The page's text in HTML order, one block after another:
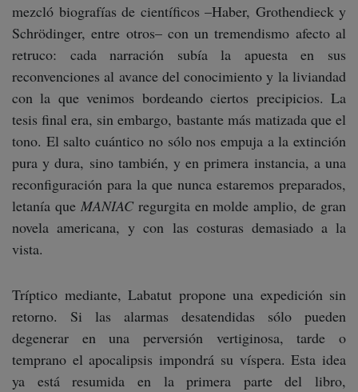
mezcló biografías de científicos –Haber, Grothendieck y
Schrödinger, entre otros– con un tremendismo afecto al
retruco: cada narración subía la apuesta en sus
reconvenciones al avance del conocimiento y la liviandad
con la que venimos bordeando ciertos precipicios. La
tesis final era, sin embargo, bastante más matizada que el
tono. El salto cuántico no sólo nos empuja a la extinción
pura y dura, sino también, y en primera instancia, a una
reconfiguración para la que nunca estaremos preparados,
letanía que MANIACregurgita en molde amplio, de gran
novela americana, y con las costuras demasiado a la
vista.
Tríptico mediante, Labatut propone una expedición sin
retorno. Si las alarmas desatendidas sólo pueden
degenerar en una perversión vertiginosa, tarde o
temprano el apocalipsis impondrá su víspera. Esta idea
ya está resumida en la primera parte del libro,